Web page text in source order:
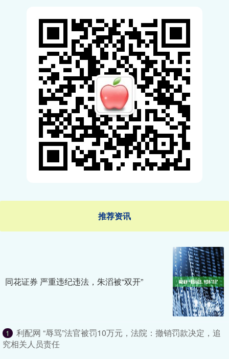
推荐资讯
同花证券 严重违纪违法，朱滔被“双开”
1
利配网 “辱骂”法官被罚10万元，法院：撤销罚款决定，追
究相关人员责任